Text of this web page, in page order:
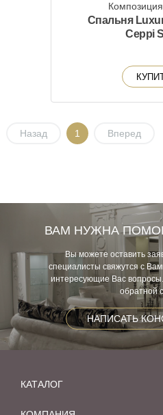
Спальня
Ceppi
Назад 1 Вперед
ВАМ НУЖНА
Вы можете оставить
специалисты свяжутся с
интересующие Вас
обратной
НАПИСАТЬ
КАТАЛОГ
Мебель